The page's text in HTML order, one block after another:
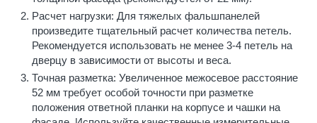
Расчет нагрузки: Для тяжелых фальшпанелей
произведите тщательный расчет количества петель.
Рекомендуется использовать не менее 3-4 петель на
дверцу в зависимости от высоты и веса.
Точная разметка: Увеличенное межосевое расстояние
52 мм требует особой точности при разметке
положения ответной планки на корпусе и чашки на